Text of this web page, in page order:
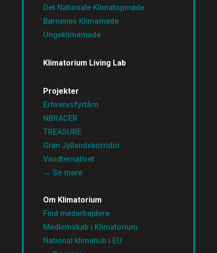
Det Nationale Klimatopmøde
Børnenes Klimamøde
Ungeklimamøde
Klimatorium Living Lab
Projekter
Erhvervsfyrtårn
NBRACER
TREASURE
Grøn Jyllandskorridor
Vandternativet
→ Se mere
Om Klimatorium
Find medarbejdere
Medlemskab i Klimatorium
National klimahub i EU